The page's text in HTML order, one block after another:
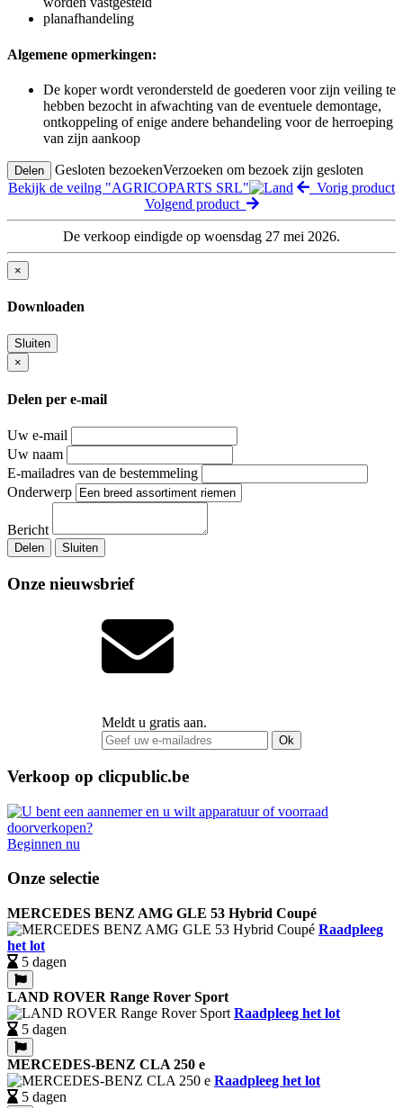
planafhandeling
Algemene opmerkingen:
De koper wordt verondersteld de goederen voor zijn veiling te
hebben bezocht in afwachting van de eventuele demontage,
ontkoppeling of enige andere behandeling voor de herroeping
van zijn aankoop
Delen Gesloten bezoekenVerzoeken om bezoek zijn gesloten
Bekijk de veilng "AGRICOPARTS SRL"
Vorig product
Volgend product
De verkoop eindigde op woensdag 27 mei 2026.
×
Downloaden
Sluiten
×
Delen per e-mail
Uw e-mail
Uw naam
E-mailadres van de bestemmeling
Onderwerp
Bericht
Delen Sluiten
Onze nieuwsbrief
Meldt u gratis aan.
Ok
Verkoop op clicpublic.be
Beginnen nu
Onze selectie
MERCEDES BENZ AMG GLE 53 Hybrid Coupé
Raadpleeg
het lot
5 dagen
LAND ROVER Range Rover Sport
Raadpleeg het lot
5 dagen
MERCEDES-BENZ CLA 250 e
Raadpleeg het lot
5 dagen